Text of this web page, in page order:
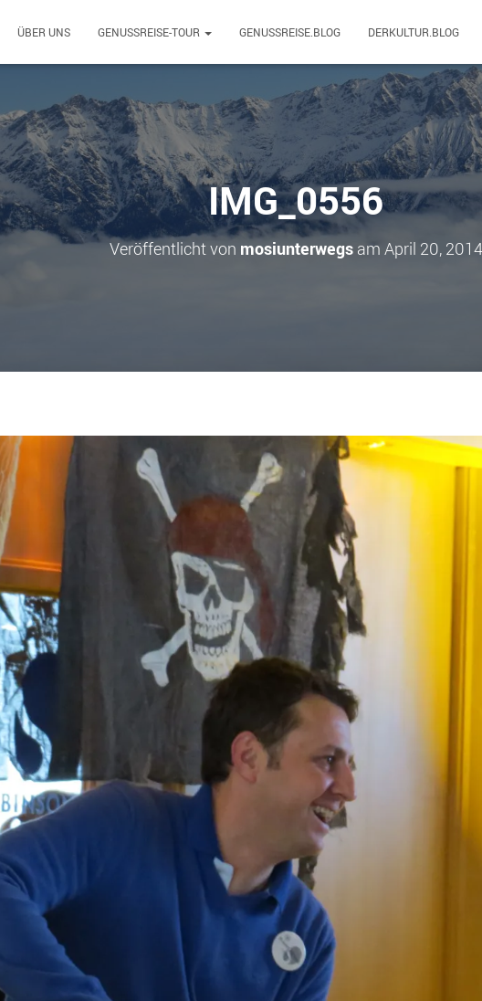
ÜBER UNS GENUSSREISE-TOUR GENUSSREISE.BLOG DERKULTUR.BLOG
IMG_0556
Veröffentlicht von mosiunterwegsam April 20, 2014